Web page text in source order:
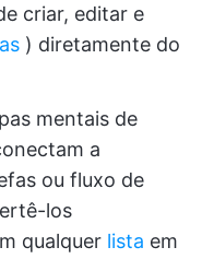
criar, editar e
) diretamente do
mentais de
a
ou fluxo de
los
qualquer lista em